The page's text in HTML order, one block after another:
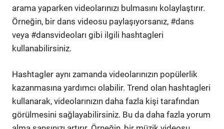
arama yaparken videolarınızı bulmasını kolaylaştırır.
Örneğin, bir dans videosu paylaşıyorsanız, #dans
veya #dansvideoları gibi ilgili hashtagleri
kullanabilirsiniz.
Hashtagler aynı zamanda videolarınızın popülerlik
kazanmasına yardımcı olabilir. Trend olan hashtagleri
kullanarak, videolarınızın daha fazla kişi tarafından
görülmesini sağlayabilirsiniz. Bu da daha fazla yorum